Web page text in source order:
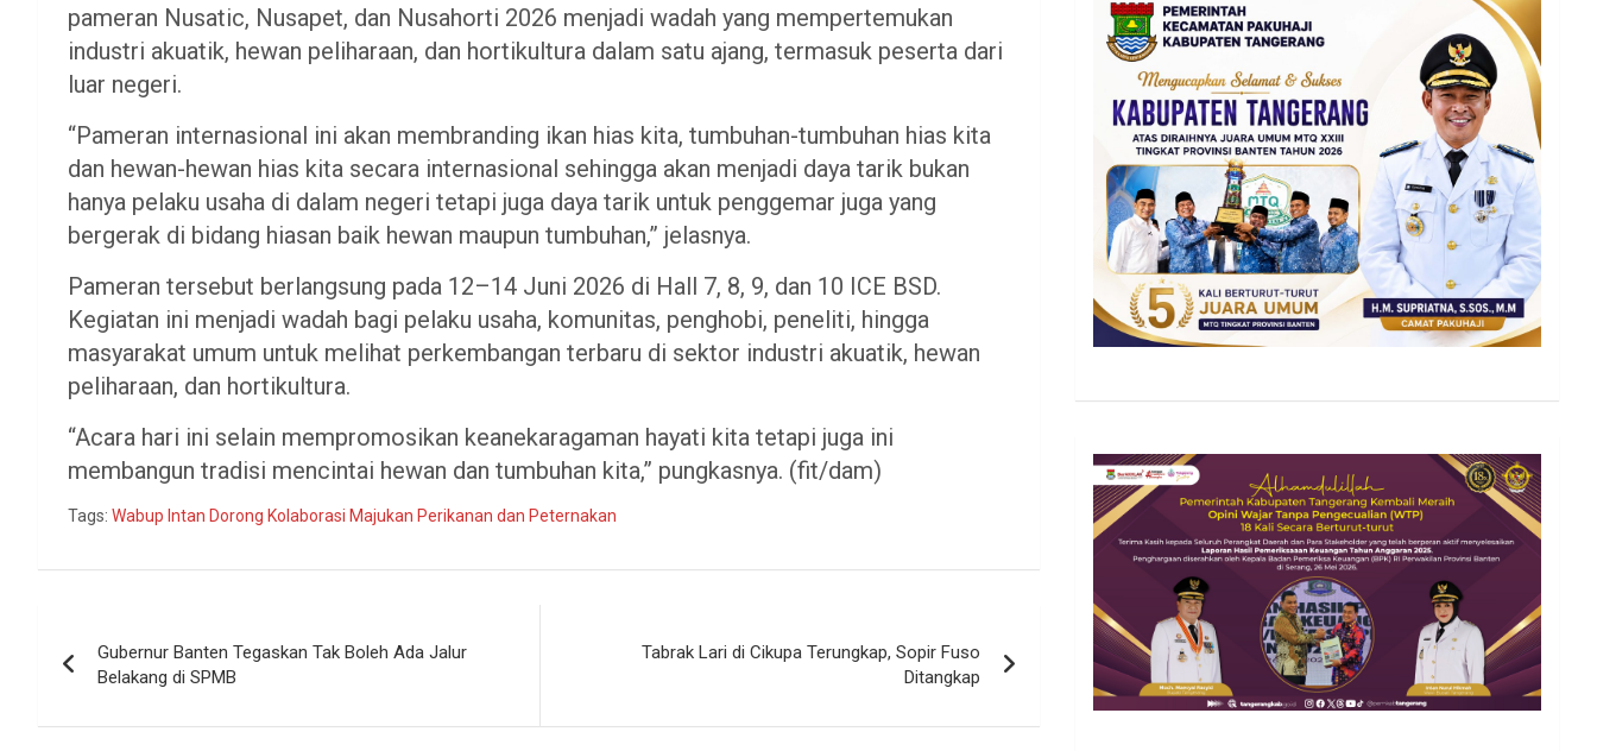
pameran Nusatic, Nusapet, dan Nusahorti 2026 menjadi wadah yang mempertemukan
industri akuatik, hewan peliharaan, dan hortikultura dalam satu ajang, termasuk peserta dari
luar negeri.
“Pameran internasional ini akan membranding ikan hias kita, tumbuhan-tumbuhan hias kita
dan hewan-hewan hias kita secara internasional sehingga akan menjadi daya tarik bukan
hanya pelaku usaha di dalam negeri tetapi juga daya tarik untuk penggemar juga yang
bergerak di bidang hiasan baik hewan maupun tumbuhan,” jelasnya.
Pameran tersebut berlangsung pada 12–14 Juni 2026 di Hall 7, 8, 9, dan 10 ICE BSD.
Kegiatan ini menjadi wadah bagi pelaku usaha, komunitas, penghobi, peneliti, hingga
masyarakat umum untuk melihat perkembangan terbaru di sektor industri akuatik, hewan
peliharaan, dan hortikultura.
“Acara hari ini selain mempromosikan keanekaragaman hayati kita tetapi juga ini
membangun tradisi mencintai hewan dan tumbuhan kita,” pungkasnya. (fit/dam)
Tags: Wabup Intan Dorong Kolaborasi Majukan Perikanan dan Peternakan
pos
Gubernur Banten Tegaskan Tak Boleh Ada Jalur
Belakang di SPMB
Tabrak Lari di Cikupa Terungkap, Sopir Fuso
Ditangkap